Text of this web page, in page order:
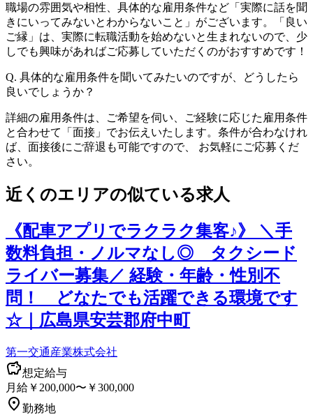
職場の雰囲気や相性、具体的な雇用条件など「実際に話を聞
きにいってみないとわからないこと」がございます。「良い
ご縁」は、実際に転職活動を始めないと生まれないので、少
しでも興味があればご応募していただくのがおすすめです！
Q. 具体的な雇用条件を聞いてみたいのですが、どうしたら
良いでしょうか？
詳細の雇用条件は、ご希望を伺い、ご経験に応じた雇用条件
と合わせて「面接」でお伝えいたします。条件が合わなけれ
ば、面接後にご辞退も可能ですので、 お気軽にご応募くだ
さい。
近くのエリアの似ている求人
《配車アプリでラクラク集客♪》 ＼手
数料負担・ノルマなし◎ タクシード
ライバー募集／ 経験・年齢・性別不
問！ どなたでも活躍できる環境です
☆｜広島県安芸郡府中町
第一交通産業株式会社
想定給与
月給￥200,000〜￥300,000
勤務地